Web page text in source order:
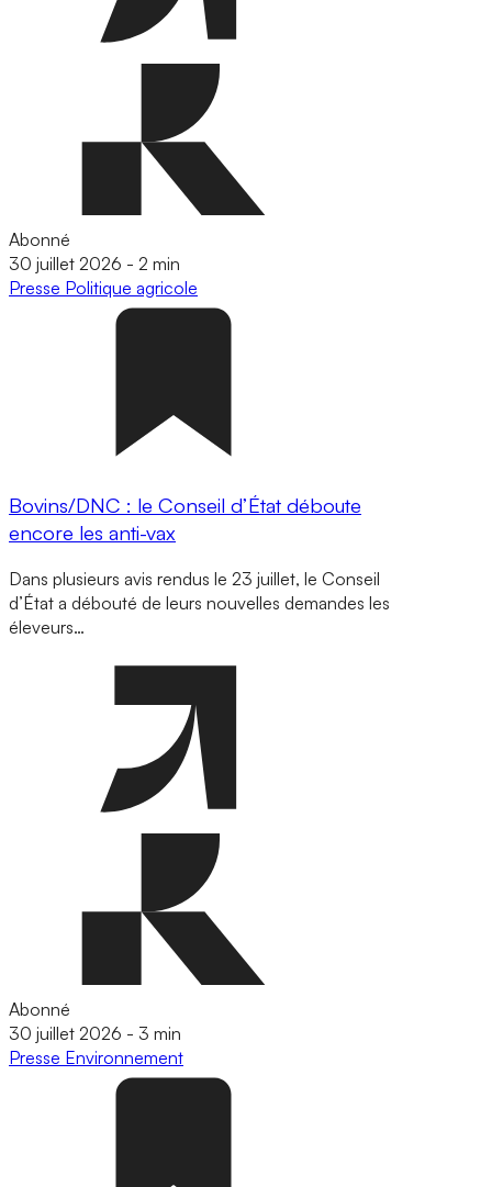
Abonné
30 juillet 2026 - 2 min
Presse Politique agricole
Bovins/DNC : le Conseil d’État déboute
encore les anti-vax
Dans plusieurs avis rendus le 23 juillet, le Conseil
d’État a débouté de leurs nouvelles demandes les
éleveurs…
Abonné
30 juillet 2026 - 3 min
Presse Environnement